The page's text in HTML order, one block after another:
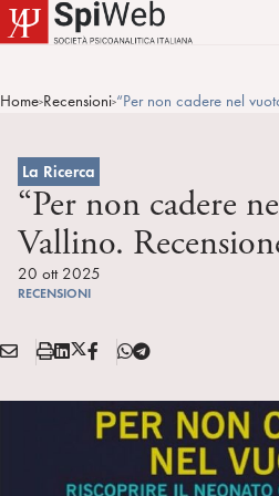
Home>Recensioni>“Per non cadere nel
La Ricerca
“Per non cadere
Vallino.
20 ott 2025
RECENSIONI
Condividi:
E
A
S
a
L
n
X
T
t
F
T
l
e
r